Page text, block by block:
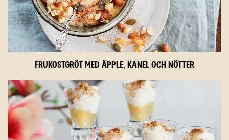
Frukostgröt med äpple, kanel och nötter